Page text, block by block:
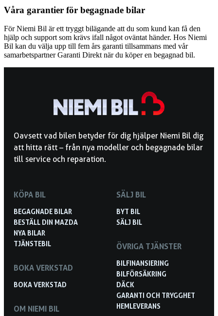
Våra garantier för begagnade bilar
För Niemi Bil är ett tryggt bilägande att du som kund kan få den
hjälp och support som krävs ifall något oväntat händer. Hos Niemi
Bil kan du välja upp till fem års garanti tillsammans med vår
samarbetspartner Garanti Direkt när du köper en begagnad bil.
Oavsett vad bilen betyder för dig hjälper Niemi Bil dig
att hitta rätt – från nya modeller och begagnade bilar
till service och reparation.
KÖPA BIL
BEGAGNADE BILAR
BESTÄLL DIN MAZDA
NYA BILAR
TJÄNSTEBIL
BOKA VERKSTAD
BOKA VERKSTAD
OM NIEMI BIL
SÄLJ BIL
BYT BIL
SÄLJ BIL
ÖVRIGA TJÄNSTER
BILFINANSIERING
BILFÖRSÄKRING
DÄCK
GARANTI OCH TRYGGHET
HEMLEVERANS